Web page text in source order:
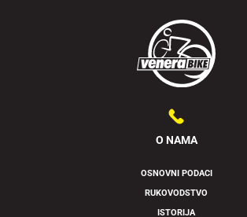
Swipe to spin
O NAMA
OSNOVNI PODACI
RUKOVODSTVO
ISTORIJA